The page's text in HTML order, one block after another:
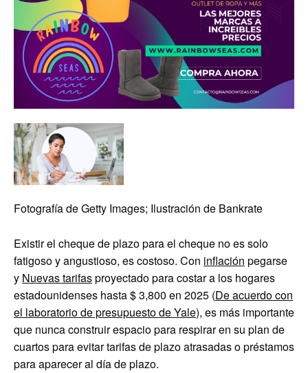
Fotografía de Getty Images; Ilustración de Bankrate
Existir el cheque de plazo para el cheque no es solo
fatigoso y angustioso, es costoso. Con inflación pegarse
y Nuevas tarifasproyectado para costar a los hogares
estadounidenses hasta $ 3,800 en 2025 (De acuerdo con
el laboratorio de presupuesto de Yale), es más importante
que nunca construir espacio para respirar en su plan de
cuartos para evitar tarifas de plazo atrasadas o préstamos
para aparecer al día de plazo.